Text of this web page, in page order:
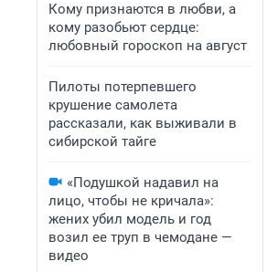
Кому признаются в любви, а
кому разобьют сердце:
любовный гороскоп на август
Пилоты потерпевшего
крушение самолета
рассказали, как выживали в
сибирской тайге
«Подушкой надавил на
лицо, чтобы не кричала»:
жених убил модель и год
возил ее труп в чемодане —
видео